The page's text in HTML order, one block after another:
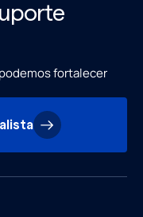
fortalecer